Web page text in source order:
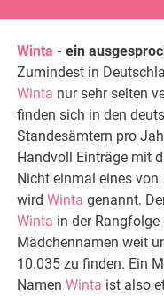
Winta - ein
Zumindest in
Winta nur sehr selten
finden sich in den
Standesämtern pro
Handvoll Einträge mit
Nicht einmal eines
wird Winta genannt.
Winta in der
Mädchennamen weit
10.035 zu finden. Ein
Namen Winta ist also